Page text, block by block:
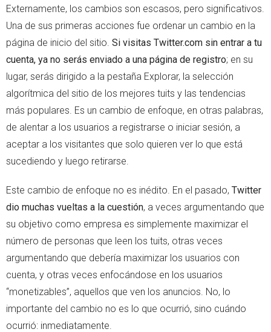
Externamente, los cambios son escasos, pero significativos.
Una de sus primeras acciones fue ordenar un cambio en la
página de inicio del sitio. Si visitas Twitter.com sin entrar a tu
cuenta, ya no serás enviado a una página de registro; en su
lugar, serás dirigido a la pestaña Explorar, la selección
algorítmica del sitio de los mejores tuits y las tendencias
más populares. Es un cambio de enfoque, en otras palabras,
de alentar a los usuarios a registrarse o iniciar sesión, a
aceptar a los visitantes que solo quieren ver lo que está
sucediendo y luego retirarse.
Este cambio de enfoque no es inédito. En el pasado, Twitter
dio muchas vueltas a la cuestión, a veces argumentando que
su objetivo como empresa es simplemente maximizar el
número de personas que leen los tuits, otras veces
argumentando que debería maximizar los usuarios con
cuenta, y otras veces enfocándose en los usuarios
“monetizables”, aquellos que ven los anuncios. No, lo
importante del cambio no es lo que ocurrió, sino cuándo
ocurrió: inmediatamente.